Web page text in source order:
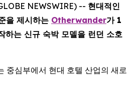
NEWSWIRE) -- 현대적인
을 제시하는 Otherwander가 1
하는 신규 숙박 모델을 런던 소호
중심부에서 현대 호텔 산업의 새로